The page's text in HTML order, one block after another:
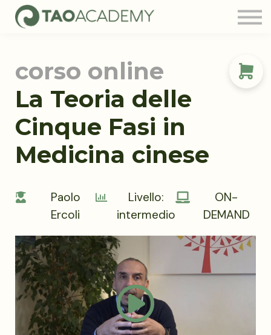
Tao Community
Contatti
Login
corso online
La Teoria delle
Cinque Fasi in
Medicina cinese
Paolo
Ercoli
Livello:
intermedio
ON-
DEMAND